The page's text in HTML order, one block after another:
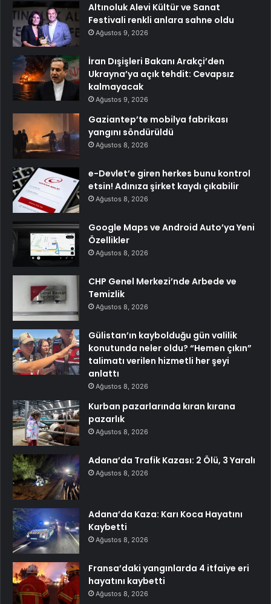
Altınoluk Alevi Kültür ve Sanat
Festivali renkli anlara sahne oldu
Ağustos 9, 2026
İran Dışişleri Bakanı Arakçi’den
Ukrayna’ya açık tehdit: Cevapsız
kalmayacak
Ağustos 9, 2026
Gaziantep’te mobilya fabrikası
yangını söndürüldü
Ağustos 8, 2026
e-Devlet’e giren herkes bunu kontrol
etsin! Adınıza şirket kaydı çıkabilir
Ağustos 8, 2026
Google Maps ve Android Auto’ya Yeni
Özellikler
Ağustos 8, 2026
CHP Genel Merkezi’nde Arbede ve
Temizlik
Ağustos 8, 2026
Gülistan’ın kaybolduğu gün valilik
konutunda neler oldu? “Hemen çıkın”
talimatı verilen hizmetli her şeyi
anlattı
Ağustos 8, 2026
Kurban pazarlarında kıran kırana
pazarlık
Ağustos 8, 2026
Adana’da Trafik Kazası: 2 Ölü, 3 Yaralı
Ağustos 8, 2026
Adana’da Kaza: Karı Koca Hayatını
Kaybetti
Ağustos 8, 2026
Fransa’daki yangınlarda 4 itfaiye eri
hayatını kaybetti
Ağustos 8, 2026